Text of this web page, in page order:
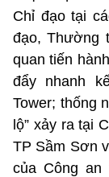
Chỉ đạo tại
đạo, Thường
quan tiến
đẩy nhanh
Tower; thống
lộ” xảy ra tại
TP Sầm Sơn
của Công an